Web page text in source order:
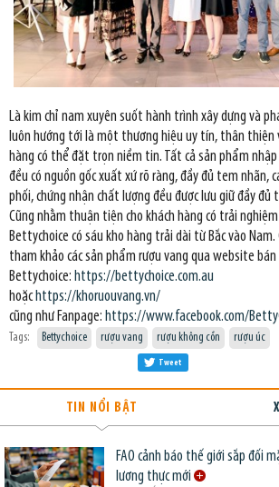
Là kim chỉ nam xuyên suốt hành trình xây dựng và
luôn hướng tới là một thương hiệu uy tín, thân thiện
hàng có thể đặt trọn niềm tin. Tất cả sản phẩm
đều có nguồn gốc xuất xứ rõ ràng, đầy đủ tem nhãn,
phối, chứng nhận chất lượng đều được lưu giữ đầy đủ
Cũng nhằm thuận tiện cho khách hàng có trải
Bettychoice có sáu kho hàng trải dài từ Bắc vào Nam.
tham khảo các sản phẩm rượu vang qua website bán
Bettychoice: https://bettychoice.com.au
hoặc https://khoruouvang.vn/
cũng như Fanpage: https://www.facebook.com/
Tags: Bettychoice rượu vang rượu không cồn rượu úc
Tweet
TIN NỔI BẬT
FAO cảnh báo thế giới sắp đối
lương thực mới